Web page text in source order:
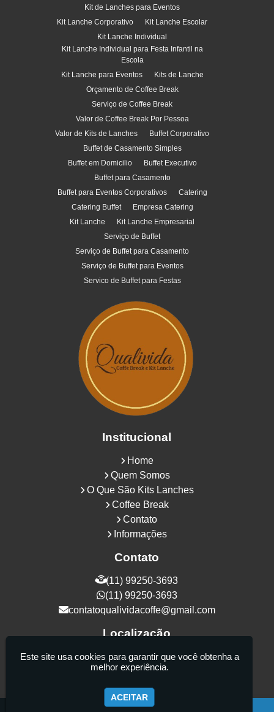
Kit de Lanches para Eventos
Kit Lanche Corporativo
Kit Lanche Escolar
Kit Lanche Individual
Kit Lanche Individual para Festa Infantil na
Escola
Kit Lanche para Eventos
Kits de Lanche
Orçamento de Coffee Break
Serviço de Coffee Break
Valor de Coffee Break Por Pessoa
Valor de Kits de Lanches
Buffet Corporativo
Buffet de Casamento Simples
Buffet em Domicilio
Buffet Executivo
Buffet para Casamento
Buffet para Eventos Corporativos
Catering
Catering Buffet
Empresa Catering
Kit Lanche
Kit Lanche Empresarial
Serviço de Buffet
Serviço de Buffet para Casamento
Serviço de Buffet para Eventos
Servico de Buffet para Festas
Institucional
Home
Quem Somos
O Que São Kits Lanches
Coffee Break
Contato
Informações
Contato
(11) 99250-3693
(11) 99250-3693
contatoqualividacoffe@gmail.com
Localização
Rua Samurais, 27 - Vila Maria Alta - São
Paulo / SP - CEP: 02130-080
Este site usa cookies para garantir que você obtenha a
melhor experiência.
ACEITAR